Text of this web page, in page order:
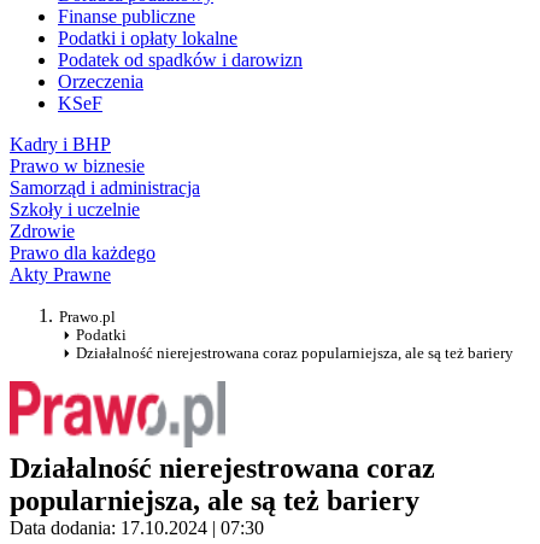
Finanse publiczne
Podatki i opłaty lokalne
Podatek od spadków i darowizn
Orzeczenia
KSeF
Kadry i BHP
Prawo w biznesie
Samorząd i administracja
Szkoły i uczelnie
Zdrowie
Prawo dla każdego
Akty Prawne
Prawo.pl
Podatki
Działalność nierejestrowana coraz popularniejsza, ale są też bariery
Działalność nierejestrowana coraz
popularniejsza, ale są też bariery
Data dodania: 17.10.2024 | 07:30